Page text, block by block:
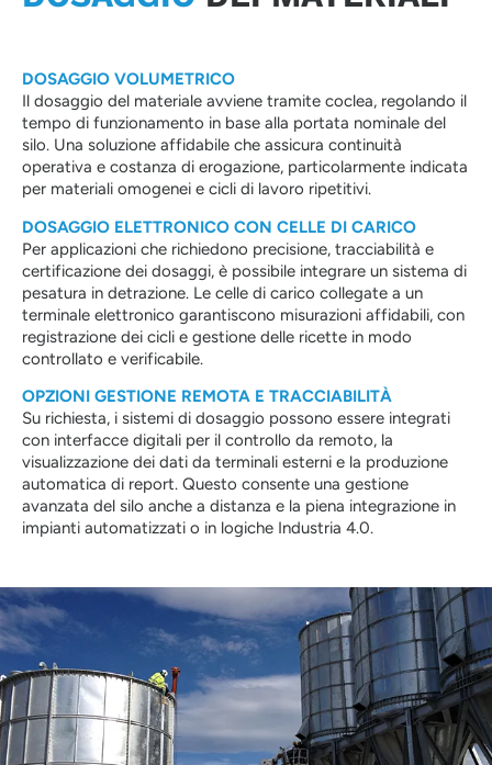
DOSAGGIO VOLUMETRICO
Il dosaggio del materiale avviene tramite coclea, regolando il
tempo di funzionamento in base alla portata nominale del
silo. Una soluzione affidabile che assicura continuità
operativa e costanza di erogazione, particolarmente indicata
per materiali omogenei e cicli di lavoro ripetitivi.
DOSAGGIO ELETTRONICO CON CELLE DI CARICO
Per applicazioni che richiedono precisione, tracciabilità e
certificazione dei dosaggi, è possibile integrare un sistema di
pesatura in detrazione. Le celle di carico collegate a un
terminale elettronico garantiscono misurazioni affidabili, con
registrazione dei cicli e gestione delle ricette in modo
controllato e verificabile.
OPZIONI GESTIONE REMOTA E TRACCIABILITÀ
Su richiesta, i sistemi di dosaggio possono essere integrati
con interfacce digitali per il controllo da remoto, la
visualizzazione dei dati da terminali esterni e la produzione
automatica di report. Questo consente una gestione
avanzata del silo anche a distanza e la piena integrazione in
impianti automatizzati o in logiche Industria 4.0.